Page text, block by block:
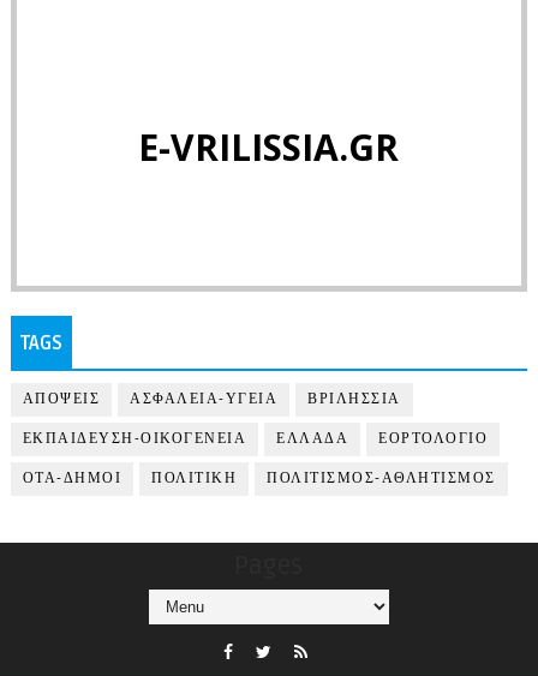
E-VRILISSIA.GR
TAGS
ΑΠΟΨΕΙΣ ΑΣΦΑΛΕΙΑ-ΥΓΕΙΑ ΒΡΙΛΗΣΣΙΑ
ΕΚΠΑΙΔΕΥΣΗ-ΟΙΚΟΓΕΝΕΙΑ ΕΛΛΑΔΑ ΕΟΡΤΟΛΟΓΙΟ
ΟΤΑ-ΔΗΜΟΙ ΠΟΛΙΤΙΚΗ ΠΟΛΙΤΙΣΜΟΣ-ΑΘΛΗΤΙΣΜΟΣ